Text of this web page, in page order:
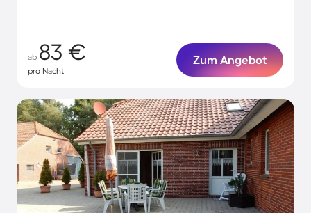
ab 83 €
pro Nacht
Zum Angebot